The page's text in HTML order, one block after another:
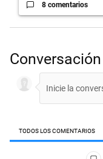
8 comentarios
Conversación
TODOS LOS COMENTARIOS
Todos los